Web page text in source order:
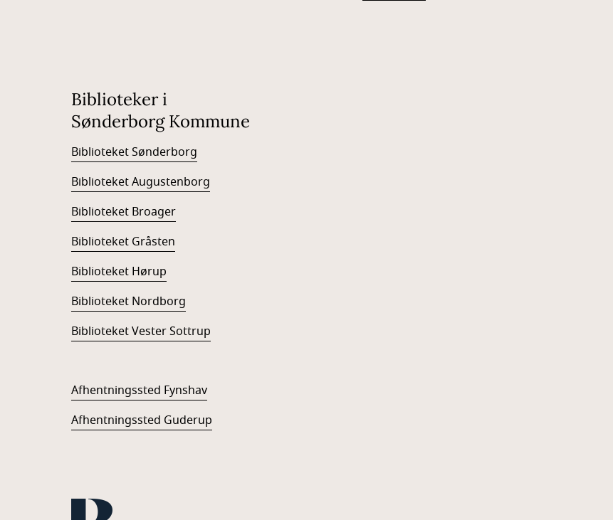
Biblioteker i
Sønderborg Kommune
Biblioteket Sønderborg
Biblioteket Augustenborg
Biblioteket Broager
Biblioteket Gråsten
Biblioteket Hørup
Biblioteket Nordborg
Biblioteket Vester Sottrup
Afhentningssted Fynshav
Afhentningssted Guderup